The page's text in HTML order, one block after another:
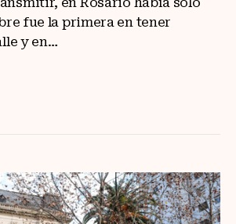
fue la primera en tener
y en…